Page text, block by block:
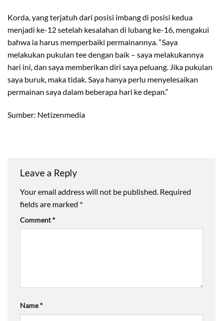
Korda, yang terjatuh dari posisi imbang di posisi kedua
menjadi ke-12 setelah kesalahan di lubang ke-16, mengakui
bahwa ia harus memperbaiki permainannya. “Saya
melakukan pukulan tee dengan baik – saya melakukannya
hari ini, dan saya memberikan diri saya peluang. Jika pukulan
saya buruk, maka tidak. Saya hanya perlu menyelesaikan
permainan saya dalam beberapa hari ke depan.”
Sumber: Netizenmedia
Leave a Reply
Your email address will not be published. Required
fields are marked *
Comment*
Name*